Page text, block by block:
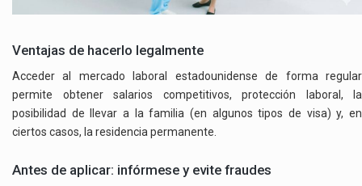
Ventajas de hacerlo legalmente
Acceder al mercado laboral estadounidense de forma regular
permite obtener salarios competitivos, protección laboral, la
posibilidad de llevar a la familia (en algunos tipos de visa) y, en
ciertos casos, la residencia permanente.
Antes de aplicar: infórmese y evite fraudes